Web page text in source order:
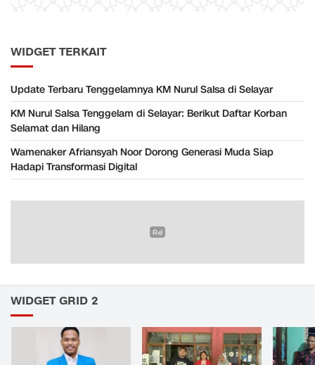
WIDGET TERKAIT
Update Terbaru Tenggelamnya KM Nurul Salsa di Selayar
KM Nurul Salsa Tenggelam di Selayar: Berikut Daftar Korban
Selamat dan Hilang
Wamenaker Afriansyah Noor Dorong Generasi Muda Siap
Hadapi Transformasi Digital
WIDGET GRID 2